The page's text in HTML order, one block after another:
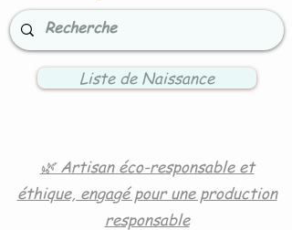
Liste de Naissance
🌿 Artisan éco-responsable et
éthique, engagé pour une production
responsable